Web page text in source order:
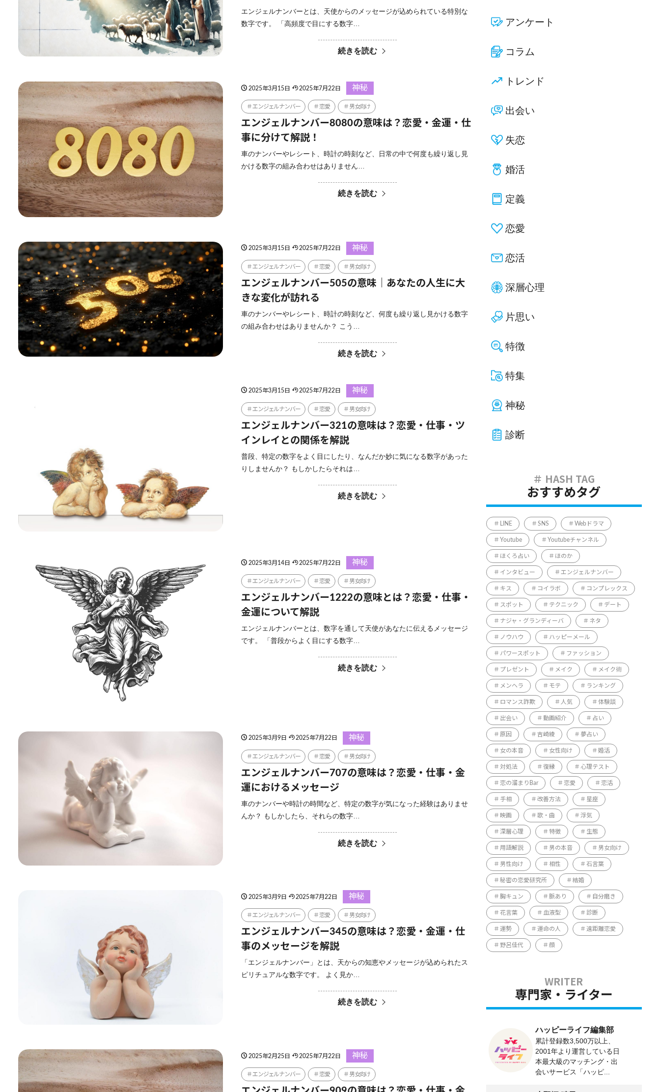
エンジェルナンバーとは、天使からのメッセージが込められている特別な
数字です。 「高頻度で目にする数字…
続きを読む
2025年3月15日 2025年7月22日 神秘
エンジェルナンバー 恋愛 男女向け
エンジェルナンバー8080の意味は？恋愛・金運・仕
事に分けて解説！
車のナンバーやレシート、時計の時刻など、日常の中で何度も繰り返し見
かける数字の組み合わせはありません…
続きを読む
2025年3月15日 2025年7月22日 神秘
エンジェルナンバー 恋愛 男女向け
エンジェルナンバー505の意味｜あなたの人生に大
きな変化が訪れる
車のナンバーやレシート、時計の時刻など、何度も繰り返し見かける数字
の組み合わせはありませんか？ こう…
続きを読む
2025年3月15日 2025年7月22日 神秘
エンジェルナンバー 恋愛 男女向け
エンジェルナンバー321の意味は？恋愛・仕事・ツ
インレイとの関係を解説
普段、特定の数字をよく目にしたり、なんだか妙に気になる数字があった
りしませんか？ もしかしたらそれは…
続きを読む
2025年3月14日 2025年7月22日 神秘
エンジェルナンバー 恋愛 男女向け
エンジェルナンバー1222の意味とは？恋愛・仕事・
金運について解説
エンジェルナンバーとは、数字を通して天使があなたに伝えるメッセージ
です。 「普段からよく目にする数字…
続きを読む
2025年3月9日 2025年7月22日 神秘
エンジェルナンバー 恋愛 男女向け
エンジェルナンバー707の意味は？恋愛・仕事・金
運におけるメッセージ
車のナンバーや時計の時間など、特定の数字が気になった経験はありませ
んか？ もしかしたら、それらの数字…
続きを読む
2025年3月9日 2025年7月22日 神秘
エンジェルナンバー 恋愛 男女向け
エンジェルナンバー345の意味は？恋愛・金運・仕
事のメッセージを解説
「エンジェルナンバー」とは、天からの知恵やメッセージが込められたス
ピリチュアルな数字です。 よく見か…
続きを読む
2025年2月25日 2025年7月22日 神秘
エンジェルナンバー 恋愛 男女向け
アンケート
コラム
トレンド
出会い
失恋
婚活
定義
恋愛
恋活
深層心理
片思い
特徴
特集
神秘
診断
おすすめタグ
LINE SNS Webドラマ
Youtube Youtubeチャンネル
ほくろ占い ほのか
インタビュー エンジェルナンバー
キス コイラボ コンプレックス
スポット テクニック デート
ナジャ・グランディーバ ネタ
ノウハウ ハッピーメール
パワースポット ファッション
プレゼント メイク メイク術
メンヘラ モテ ランキング
ロマンス詐欺 人気 体験談
出会い 動画紹介 占い
原因 吉崎綾 夢占い
女の本音 女性向け 婚活
対処法 復縁 心理テスト
恋の溜まりBar 恋愛 恋活
手相 改善方法 星座
映画 歌・曲 浮気
深層心理 特徴 生態
用語解説 男の本音 男女向け
男性向け 相性 石言葉
秘密の恋愛研究所 結婚
胸キュン 脈あり 自分磨き
花言葉 血液型 診断
運勢 運命の人 遠距離恋愛
野呂佳代 顔
専門家・ライター
ハッピーライフ編集部
累計登録数3,500万以上、
2001年より運営している日
本最大級のマッチング・出
会いサービス「ハッピ...